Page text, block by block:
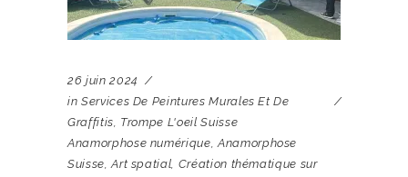
26 juin 2024
in Services De Peintures Murales Et De
Graffitis, Trompe L'oeil Suisse
Anamorphose numérique,Anamorphose
Suisse,Art spatial, Création thématique sur